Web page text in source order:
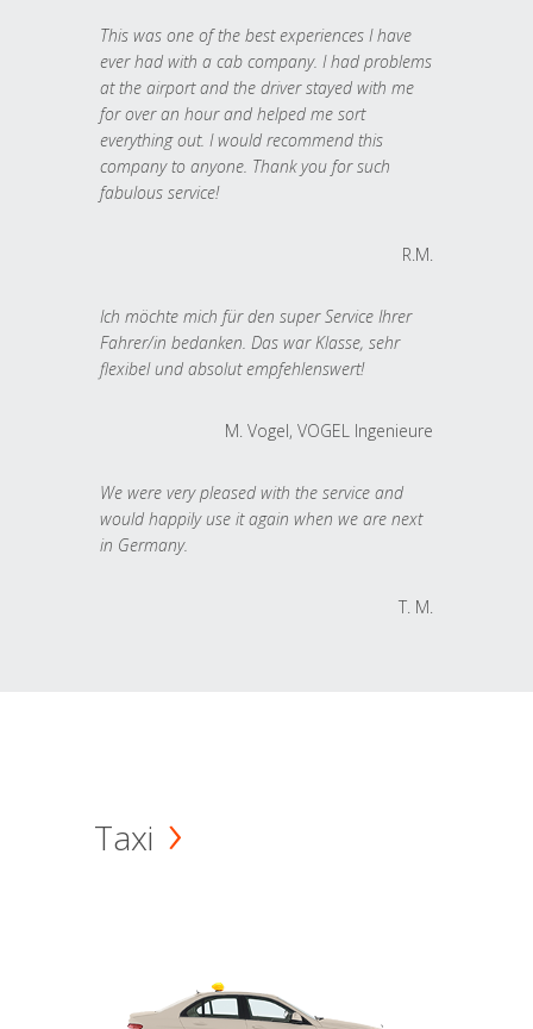
This was one of the best experiences I have
ever had with a cab company. I had problems
at the airport and the driver stayed with me
for over an hour and helped me sort
everything out. I would recommend this
company to anyone. Thank you for such
fabulous service!
R.M.
Ich möchte mich für den super Service Ihrer
Fahrer/in bedanken. Das war Klasse, sehr
flexibel und absolut empfehlenswert!
M. Vogel, VOGEL Ingenieure
We were very pleased with the service and
would happily use it again when we are next
in Germany.
T. M.
Taxi